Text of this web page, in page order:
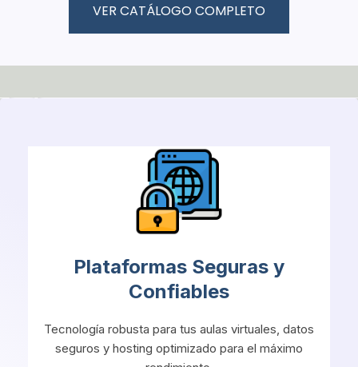
VER CATÁLOGO COMPLETO
Plataformas Seguras y
Confiables
Tecnología robusta para tus aulas virtuales, datos
seguros y hosting optimizado para el máximo